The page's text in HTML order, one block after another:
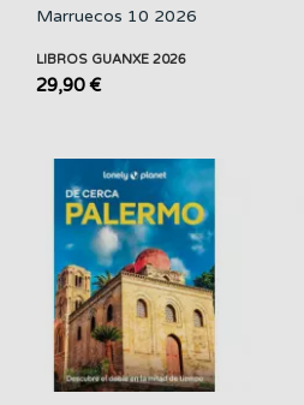
Marruecos 10 2026
LIBROS GUANXE 2026
29,90 €